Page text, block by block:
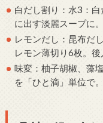
白だし割り：水3：
に出す淡麗スープに。
レモンだし：昆布だ
レモン薄切り6枚。後
味変：柚子胡椒、藻
を「ひと滴」単位で